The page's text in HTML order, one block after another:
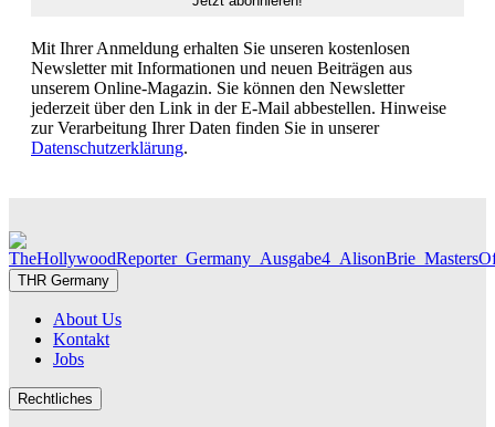
Mit Ihrer Anmeldung erhalten Sie unseren kostenlosen
Newsletter mit Informationen und neuen Beiträgen aus
unserem Online-Magazin. Sie können den Newsletter
jederzeit über den Link in der E-Mail abbestellen. Hinweise
zur Verarbeitung Ihrer Daten finden Sie in unserer
Datenschutzerklärung.
THR Germany
About Us
Kontakt
Jobs
Rechtliches